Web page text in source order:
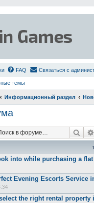
FAQ Связаться с
темы
Информационный раздел
into while purchasing a
Evening Escorts Service
the right rental property